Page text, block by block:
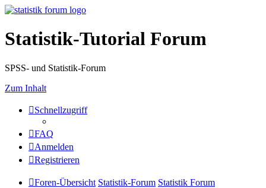
Statistik-Tutorial Forum
SPSS- und Statistik-Forum
Zum Inhalt
Schnellzugriff
FAQ
Anmelden
Registrieren
Foren-Übersicht Statistik-Forum Statistik Forum